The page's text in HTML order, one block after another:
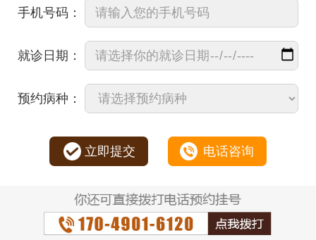
手机号码：
就诊日期：
预约病种：
立即提交 电话咨询